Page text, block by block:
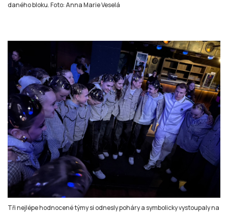
daného bloku. Foto: Anna Marie Veselá
Tři nejlépe hodnocené týmy si odnesly poháry a symbolicky vystoupaly na